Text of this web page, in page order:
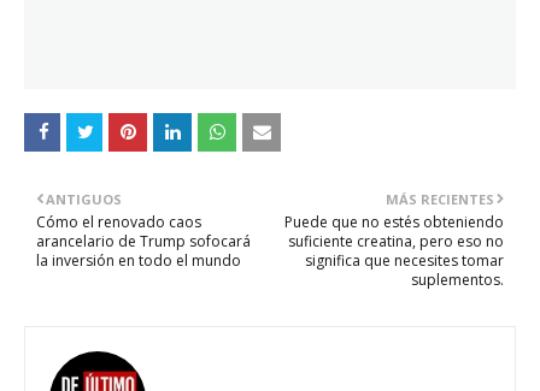
MÁS RECIENTES
Puede que no estés obteniendo
suficiente creatina, pero eso no
significa que necesites tomar
suplementos.
ANTIGUOS
Cómo el renovado caos
arancelario de Trump sofocará
la inversión en todo el mundo